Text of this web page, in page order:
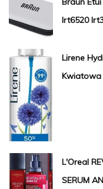
Irt6520
Lirene
Kwiatowa
L'Oreal
SERUM